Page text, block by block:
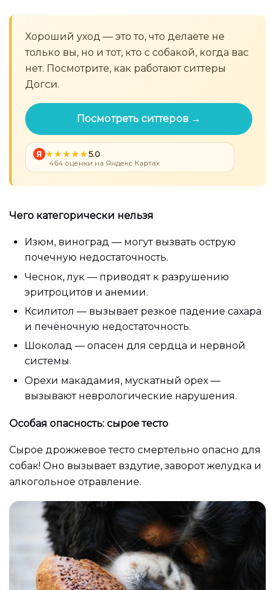
Хороший уход — это то, что делаете не
только вы, но и тот, кто с собакой, когда вас
нет. Посмотрите, как работают ситтеры
Догси.
Посмотреть ситтеров →
Я 5.0
464 оценки на Яндекс Картах
Чего категорически нельзя
Изюм, виноград — могут вызвать острую
почечную недостаточность.
Чеснок, лук — приводят к разрушению
эритроцитов и анемии.
Ксилитол — вызывает резкое падение сахара
и печёночную недостаточность.
Шоколад — опасен для сердца и нервной
системы.
Орехи макадамия, мускатный орех —
вызывают неврологические нарушения.
Особая опасность: сырое тесто
Сырое дрожжевое тесто смертельно опасно для
собак! Оно вызывает вздутие, заворот желудка и
алкогольное отравление.